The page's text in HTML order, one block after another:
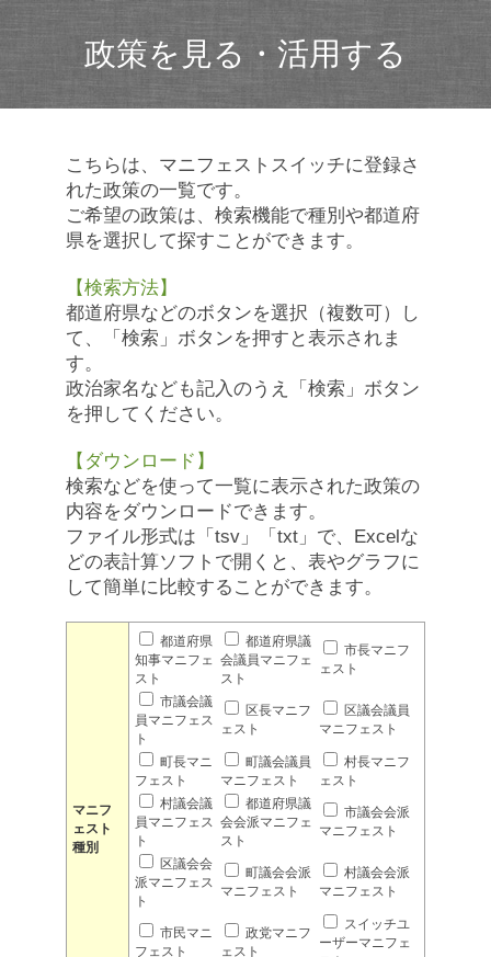
政策を見る・活用する
こちらは、マニフェストスイッチに登録さ
れた政策の一覧です。
ご希望の政策は、検索機能で種別や都道府
県を選択して探すことができます。
【検索方法】
都道府県などのボタンを選択（複数可）し
て、「検索」ボタンを押すと表示されま
す。
政治家名なども記入のうえ「検索」ボタン
を押してください。
【ダウンロード】
検索などを使って一覧に表示された政策の
内容をダウンロードできます。
ファイル形式は「tsv」「txt」で、Excelな
どの表計算ソフトで開くと、表やグラフに
して簡単に比較することができます。
マニフ
ェスト
種別
都道府県
知事マニフェ
スト
都道府県議
会議員マニフェ
スト
市長マニフ
ェスト
市議会議
員マニフェス
ト
区長マニフ
ェスト
区議会議員
マニフェスト
町長マニ
フェスト
町議会議員
マニフェスト
村長マニフ
ェスト
村議会議
員マニフェス
ト
都道府県議
会会派マニフェ
スト
市議会会派
マニフェスト
区議会会
派マニフェス
ト
町議会会派
マニフェスト
村議会会派
マニフェスト
市民マニ
フェスト
政党マニフ
ェスト
スイッチユ
ーザーマニフェ